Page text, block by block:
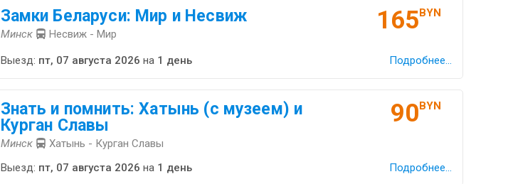
Замки Беларуси: Мир и Несвиж
Минск Несвиж - Мир 165BYN
Выезд: пт, 07 августа 2026 на 1 день Подробнее...
Знать и помнить: Хатынь (с музеем) и
Курган Славы
Минск Хатынь - Курган Славы
90BYN
Выезд: пт, 07 августа 2026 на 1 день Подробнее...